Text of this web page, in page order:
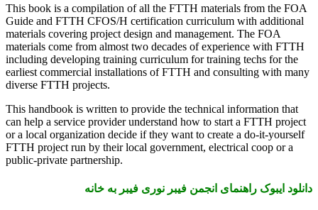
This book is a compilation of all the FTTH materials from the FOA
Guide and FTTH CFOS/H certification curriculum with additional
materials covering project design and management. The FOA
materials come from almost two decades of experience with FTTH
including developing training curriculum for training techs for the
earliest commercial installations of FTTH and consulting with many
diverse FTTH projects.
This handbook is written to provide the technical information that
can help a service provider understand how to start a FTTH project
or a local organization decide if they want to create a do-it-yourself
FTTH project run by their local government, electrical coop or a
public-private partnership.
دانلود ایبوک راهنمای انجمن فیبر نوری فیبر به خانه